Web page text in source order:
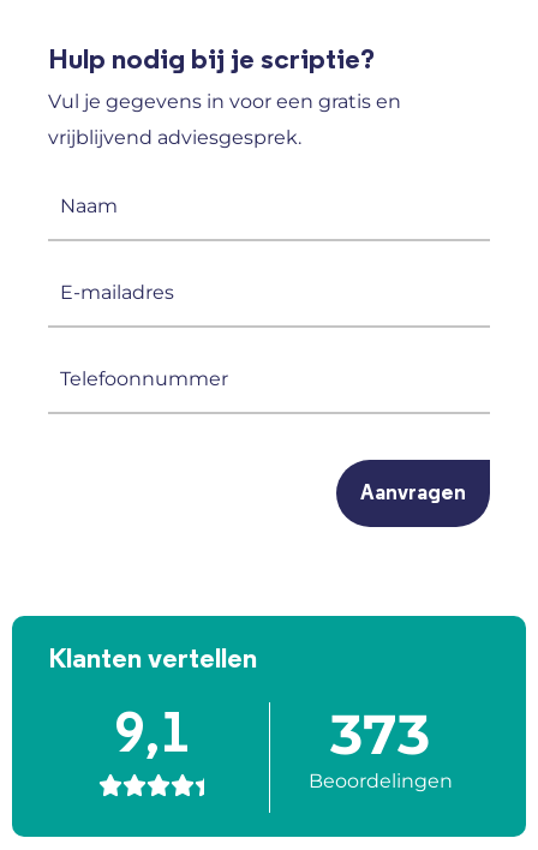
Hulp nodig bij je scriptie?
Vul je gegevens in voor een gratis en
vrijblijvend adviesgesprek.
Klanten vertellen
9,1

373
Beoordelingen